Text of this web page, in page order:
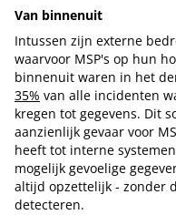
Van binnenuit
Intussen zijn externe
waarvoor MSP's op hun
binnenuit waren in het
35% van alle incidenten
kregen tot gegevens. Dit
aanzienlijk gevaar voor
heeft tot interne
mogelijk gevoelige
altijd opzettelijk - zonder
detecteren.